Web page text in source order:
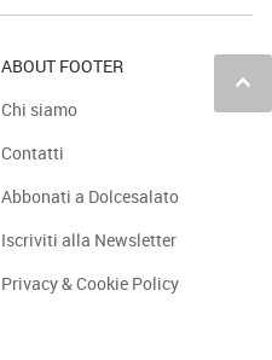
keyboard_arrow_up
ABOUT FOOTER
Chi siamo
Contatti
Abbonati a Dolcesalato
Iscriviti alla Newsletter
Privacy & Cookie Policy